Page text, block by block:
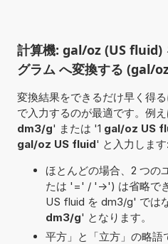
計算機: gal/oz (US fluid)
グラム へ変換する (gal/
変換結果をできるだけ早く得
で入力するのが最適です。例
dm3/g' または '1 gal/oz US
gal/oz US fluid' と入力します:
ほとんどの場合、2 つの
たは '=' / '->') は省略で
US fluid を dm3/g' では
dm3/g' となります。
平方」と「立方」の略語